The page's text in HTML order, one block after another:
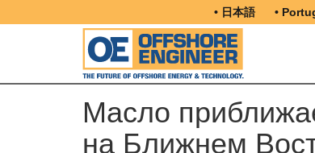
• 日本語 •
Масло
на Ближнем